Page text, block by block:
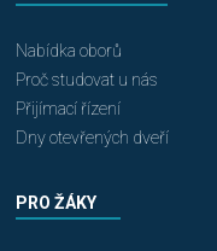
Nabídka oborů
Proč studovat u nás
Přijímací řízení
Dny otevřených dveří
PRO ŽÁKY